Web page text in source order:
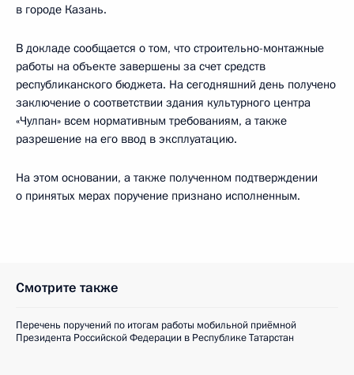
в городе Казань.
В докладе сообщается о том, что строительно-монтажные
работы на объекте завершены за счет средств
республиканского бюджета. На сегодняшний день получено
заключение о соответствии здания культурного центра
«Чулпан» всем нормативным требованиям, а также
разрешение на его ввод в эксплуатацию.
На этом основании, а также полученном подтверждении
о принятых мерах поручение признано исполненным.
Смотрите также
Перечень поручений по итогам работы мобильной приёмной
Президента Российской Федерации в Республике Татарстан